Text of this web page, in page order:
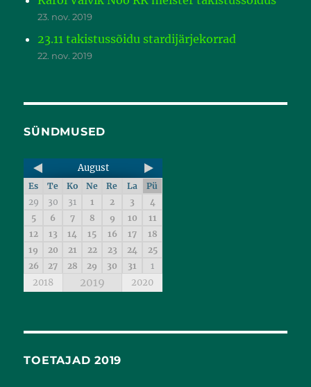
23. nov. 2019
23.11 takistussõidu stardijärjekorrad
22. nov. 2019
SÜNDMUSED
August
Es Te Ko Ne Re La
Pü
29
30 31 1 2 3
4
5
6 7 8 9 10
11
12
13 14 15 16 17
18
19
20 21 22 23 24
25
26
27 28 29 30 31 1
2018 2019 2020
TOETAJAD 2019